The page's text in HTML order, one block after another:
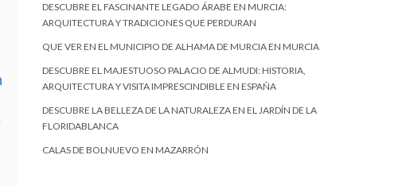
DESCUBRE EL FASCINANTE LEGADO ÁRABE EN MURCIA:
ARQUITECTURA Y TRADICIONES QUE PERDURAN
QUE VER EN EL MUNICIPIO DE ALHAMA DE MURCIA EN MURCIA
DESCUBRE EL MAJESTUOSO PALACIO DE ALMUDI: HISTORIA,
ARQUITECTURA Y VISITA IMPRESCINDIBLE EN ESPAÑA
DESCUBRE LA BELLEZA DE LA NATURALEZA EN EL JARDÍN DE LA
FLORIDABLANCA
CALAS DE BOLNUEVO EN MAZARRÓN